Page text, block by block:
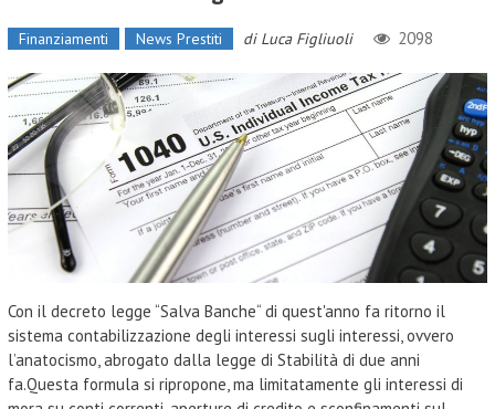
Finanziamenti News Prestiti di Luca Figliuoli 2098
Con il decreto legge “Salva Banche“ di quest'anno fa ritorno il
sistema contabilizzazione degli interessi sugli interessi, ovvero
l’anatocismo, abrogato dalla legge di Stabilità di due anni
fa.Questa formula si ripropone, ma limitatamente gli interessi di